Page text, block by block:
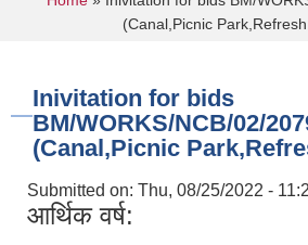
(Canal,Picnic
Inivitation for bids
BM/WORKS/NCB/02/
(Canal,Picnic
Submitted on: Thu, 08/25/2022 -
आर्थिक वर्ष: